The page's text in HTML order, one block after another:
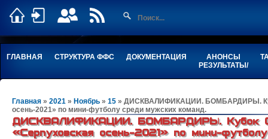
ГЛАВНАЯ СТРУКТУРА ФФС ДОКУМЕНТАЦИЯ
АНОНСЫ
РЕЗУЛЬТАТЫ/
Главная » 2021 » Ноябрь » 15 » ДИСКВАЛИФИКАЦИИ. БОМБАРДИРЫ.
осень-2021» по мини-футболу среди мужских команд.
ДИСКВАЛИФИКАЦИИ. БОМБАРДИРЫ. Кубок
«Серпуховская осень-2021» по мини-